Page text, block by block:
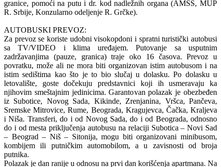
granice, pomoći na putu i dr. kod nadležnih organa (AMSS, MUP
R. Srbije, Konzularno odeljenje R. Grčke).
AUTOBUSKI PREVOZ:
Za prevoz se koriste udobni visokopdoni i spratni turistički autobusi
sa TV/VIDEO i klima uređajem. Putovanje sa usputnim
zadržavanjima (pauze, granica) traje oko 16 časova. Prevoz u
povratku, može ali ne mora biti organizovan istim autobusom i na
istim sedištima kao što je to bio slučaj u dolasku. Po dolasku u
letovalište, goste dočekuju predstavnici koji ih usmeravaju ka
njihovim smeštajnim jedinicima. Garantovan polazak je obezbeđen
iz Subotice, Novog Sada, Kikinde, Zrenjanina, Vršca, Pančeva,
Sremske Mitrovice, Rume, Beograda, Kragujevca, Čačka, Kraljeva
i Niša. Transferi, do i od Novog Sada, do i od Beograda, odnosno
do i od mesta priključenja autobusu na relaciji Subotica – Novi Sad
– Beograd – Niš – Sitonija, mogu biti organizovani minibusom,
kombijem ili putničkim automobilom, a u zavisnosti od broja
putnika.
Polazak je dan ranije u odnosu na prvi dan korišćenja apartmana. Na